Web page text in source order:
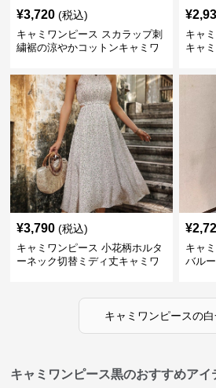
¥3,720 (税込)
キャミワンピース スカラップ刺
繍裾の涼やかコットンキャミワ
¥
キャ
キャ
¥3,790 (税込)
キャミワンピース 小花柄ホルタ
ーネック切替ミディ丈キャミワ
¥
キャ
バル
キャミワンピースの白
キャミワンピース黒のおすすめアイ